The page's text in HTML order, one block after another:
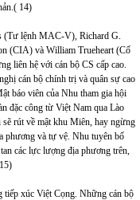
14)
(Tư lệnh MAC-V), Richard G.
(CIA) và William Trueheart (Cố
liên hệ với cán bộ CS cấp cao.
cán bộ chính trị và quân sự cao
báo viên của Nhu tham gia hội
đặc công từ Việt Nam qua Lào
rút về mật khu Miên, hay ngừng
phương và tự vệ. Nhu tuyên bố
các lực lượng địa phương trên,
tiếp xúc Việt Cọng. Những cán bộ